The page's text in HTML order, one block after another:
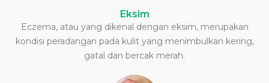
Eksim
Eczema, atau yang dikenal dengan eksim, merupakan
kondisi peradangan pada kulit yang menimbulkan kering,
gatal dan bercak merah.